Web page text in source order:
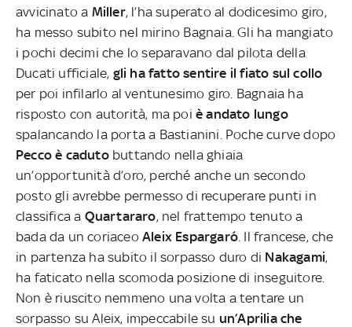
avvicinato a Miller, l’ha superato al dodicesimo giro,
ha messo subito nel mirino Bagnaia. Gli ha mangiato
i pochi decimi che lo separavano dal pilota della
Ducati ufficiale, gli ha fatto sentire il fiato sul collo
per poi infilarlo al ventunesimo giro. Bagnaia ha
risposto con autorità, ma poi è andato lungo
spalancando la porta a Bastianini. Poche curve dopo
Pecco è cadutobuttando nella ghiaia
un’opportunità d’oro, perché anche un secondo
posto gli avrebbe permesso di recuperare punti in
classifica a Quartararo, nel frattempo tenuto a
bada da un coriaceo Aleix Espargaró . Il francese, che
in partenza ha subito il sorpasso duro di Nakagami,
ha faticato nella scomoda posizione di inseguitore.
Non è riuscito nemmeno una volta a tentare un
sorpasso su Aleix, impeccabile su un’Aprilia che